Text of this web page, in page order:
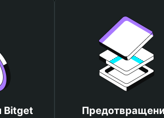
Bitget